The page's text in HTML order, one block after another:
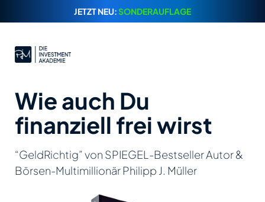
JETZT NEU:SONDERAUFLAGE
Wie auch Du
finanziell frei wirst
“GeldRichtig” von SPIEGEL-Bestseller Autor &
Börsen-Multimillionär Philipp J. Müller